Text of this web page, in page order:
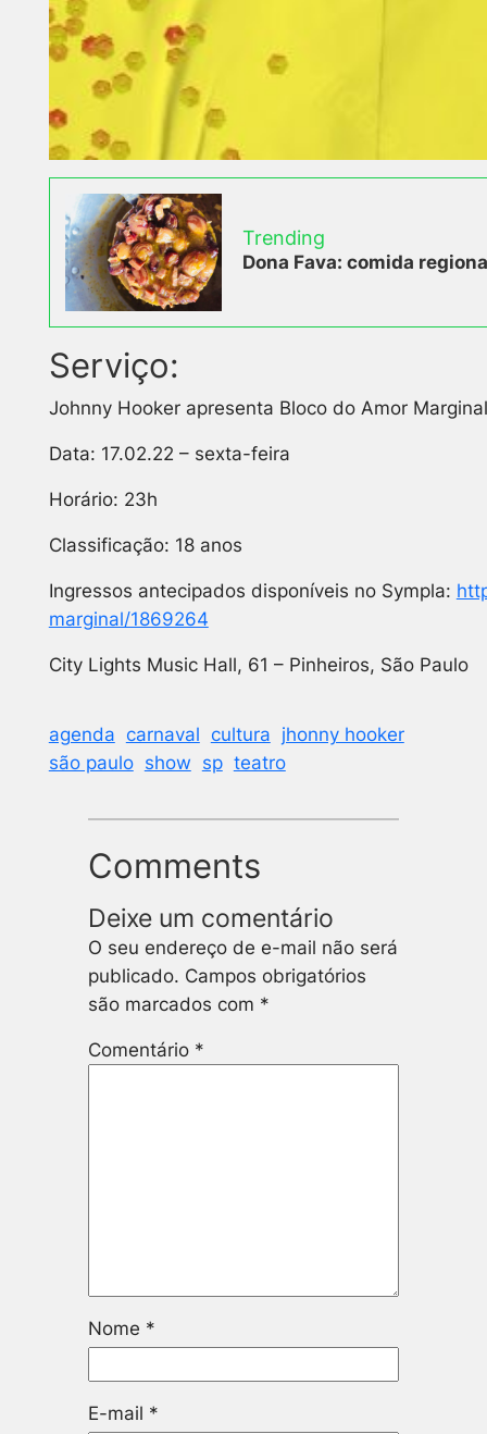
Trending
Dona Fava: comida
Serviço:
Johnny Hooker apresenta Bloco do Amor Marginal
Data: 17.02.22 – sexta-feira
Horário: 23h
Classificação: 18 anos
Ingressos antecipados disponíveis no Sympla:
marginal/1869264
City Lights Music Hall, 61 – Pinheiros, São Paulo
agenda carnaval cultura jhonny hooker
são paulo show sp teatro
Comments
Deixe um comentário
O seu endereço de e-mail não será
publicado. Campos obrigatórios
são marcados com *
Comentário *
Nome *
E-mail *